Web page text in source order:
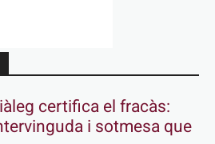
certifica el fracàs:
i sotmesa que